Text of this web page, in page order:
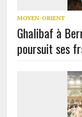
MOYEN-ORIENT
Ghalibaf à
poursuit ses